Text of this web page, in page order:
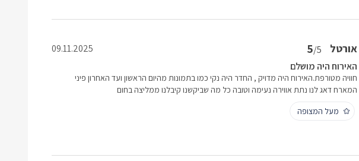
אורטל 5/5
09.11.2025
האירוח היה מושלם
חוויה מטורפת.האירוח היה מדויק , החדר היה נקי כמו בתמונות מהיום הראשון ועד האחרון פיני
המארח דאג לנו נתת אווירה נעימה וטובה כל מה שביקשנו קיבלנו ממליצה בחום
מעל המצופה